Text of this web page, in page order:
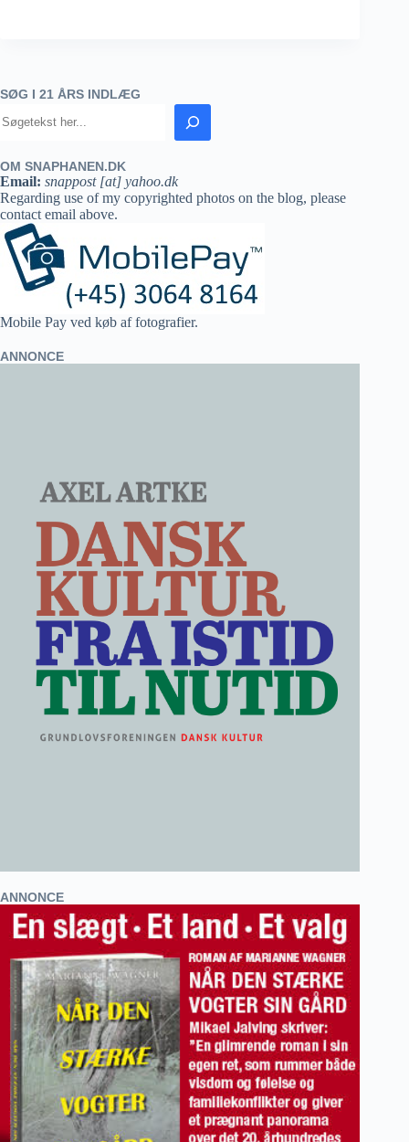
SØG I 21 ÅRS INDLÆG
OM SNAPHANEN.DK
Email: snappost [at] yahoo.dk
Regarding use of my copyrighted photos on the blog, please
contact email above.
Mobile Pay ved køb af fotografier.
ANNONCE
ANNONCE